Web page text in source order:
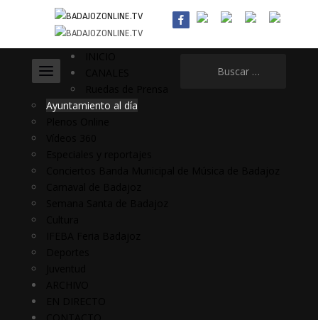
Ayuntamiento al día